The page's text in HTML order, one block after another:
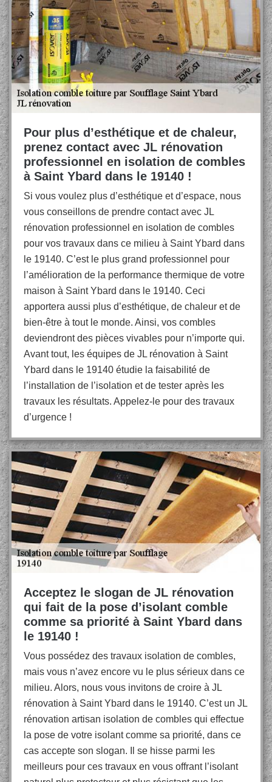
Pour plus d’esthétique et de chaleur,
prenez contact avec JL rénovation
professionnel en isolation de combles
à Saint Ybard dans le 19140 !
Si vous voulez plus d’esthétique et d’espace, nous
vous conseillons de prendre contact avec JL
rénovation professionnel en isolation de combles
pour vos travaux dans ce milieu à Saint Ybard dans
le 19140. C’est le plus grand professionnel pour
l’amélioration de la performance thermique de votre
maison à Saint Ybard dans le 19140. Ceci
apportera aussi plus d’esthétique, de chaleur et de
bien-être à tout le monde. Ainsi, vos combles
deviendront des pièces vivables pour n’importe qui.
Avant tout, les équipes de JL rénovation à Saint
Ybard dans le 19140 étudie la faisabilité de
l’installation de l’isolation et de tester après les
travaux les résultats. Appelez-le pour des travaux
d’urgence !
Acceptez le slogan de JL rénovation
qui fait de la pose d’isolant comble
comme sa priorité à Saint Ybard dans
le 19140 !
Vous possédez des travaux isolation de combles,
mais vous n’avez encore vu le plus sérieux dans ce
milieu. Alors, nous vous invitons de croire à JL
rénovation à Saint Ybard dans le 19140. C’est un JL
rénovation artisan isolation de combles qui effectue
la pose de votre isolant comme sa priorité, dans ce
cas accepte son slogan. Il se hisse parmi les
meilleurs pour ces travaux en vous offrant l’isolant